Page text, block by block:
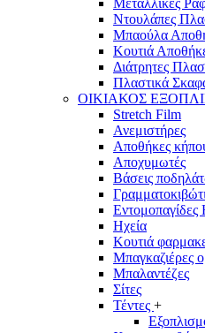
Μεταλλικές
Ντουλάπες
Μπαούλα
Κουτιά
Διάτρητες
Πλαστικά
ΟΙΚΙΑΚΟΣ
Stretch Film
Ανεμιστήρες
Αποθήκες
Αποχυμωτές
Βάσεις
Εντομοπαγίδες
Ηχεία
Κουτιά
Μπαγκαζιέρες
Μπαλαντέζες
Σίτες
Τέντες +